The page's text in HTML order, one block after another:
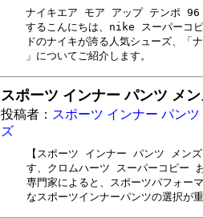
ナイキエア モア アップ テンポ 96
するこんにちは、nike スーパーコ
ドのナイキが誇る人気シューズ、
」についてご紹介します。
スポーツ インナー パンツ メ
投稿者： スポーツ インナー パンツ
ズ
【スポーツ インナー パンツ メン
す、クロムハーツ スーパーコピー
専門家によると、スポーツパフォー
なスポーツインナーパンツの選択が